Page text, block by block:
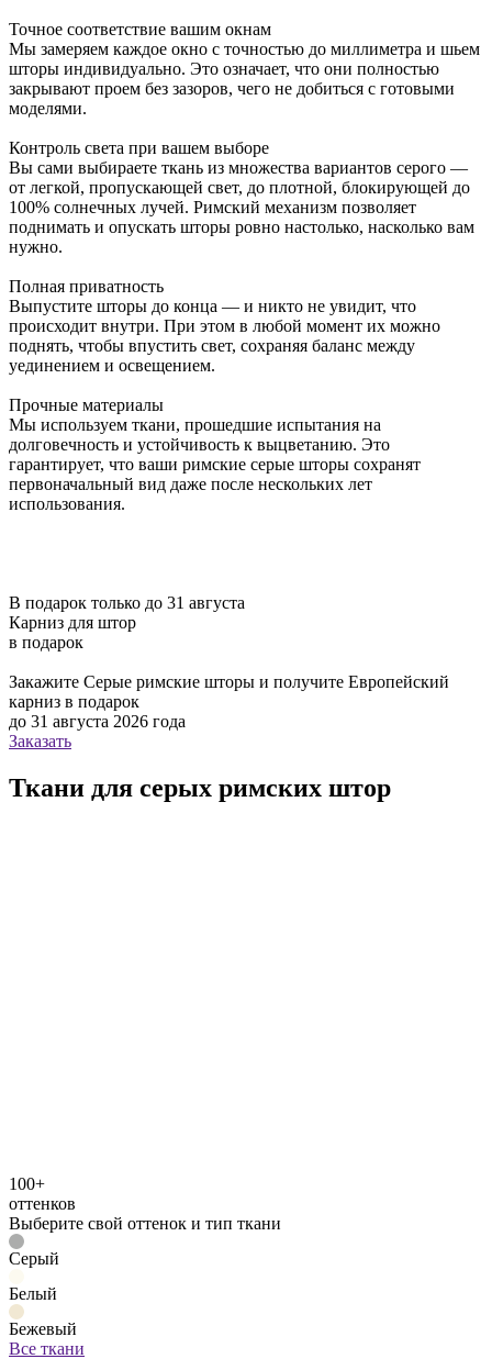
Точное соответствие вашим окнам
Мы замеряем каждое окно с точностью до миллиметра и шьем
шторы индивидуально. Это означает, что они полностью
закрывают проем без зазоров, чего не добиться с готовыми
моделями.
Контроль света при вашем выборе
Вы сами выбираете ткань из множества вариантов серого —
от легкой, пропускающей свет, до плотной, блокирующей до
100% солнечных лучей. Римский механизм позволяет
поднимать и опускать шторы ровно настолько, насколько вам
нужно.
Полная приватность
Выпустите шторы до конца — и никто не увидит, что
происходит внутри. При этом в любой момент их можно
поднять, чтобы впустить свет, сохраняя баланс между
уединением и освещением.
Прочные материалы
Мы используем ткани, прошедшие испытания на
долговечность и устойчивость к выцветанию. Это
гарантирует, что ваши римские серые шторы сохранят
первоначальный вид даже после нескольких лет
использования.
В подарок только до 31 августа
Карниз для штор
в подарок
Закажите Серые римские шторы и получите Европейский
карниз в подарок
до 31 августа 2026 года
Заказать
Ткани для серых римских штор
100+
оттенков
Выберите свой оттенок и тип ткани
Серый
Белый
Бежевый
Все ткани